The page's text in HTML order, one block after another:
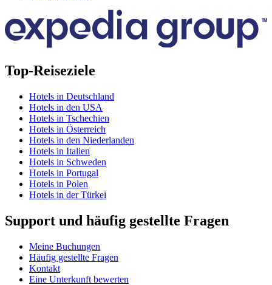
Top-Reiseziele
Hotels in Deutschland
Hotels in den USA
Hotels in Tschechien
Hotels in Österreich
Hotels in den Niederlanden
Hotels in Italien
Hotels in Schweden
Hotels in Portugal
Hotels in Polen
Hotels in der Türkei
Support und häufig gestellte Fragen
Meine Buchungen
Häufig gestellte Fragen
Kontakt
Eine Unterkunft bewerten